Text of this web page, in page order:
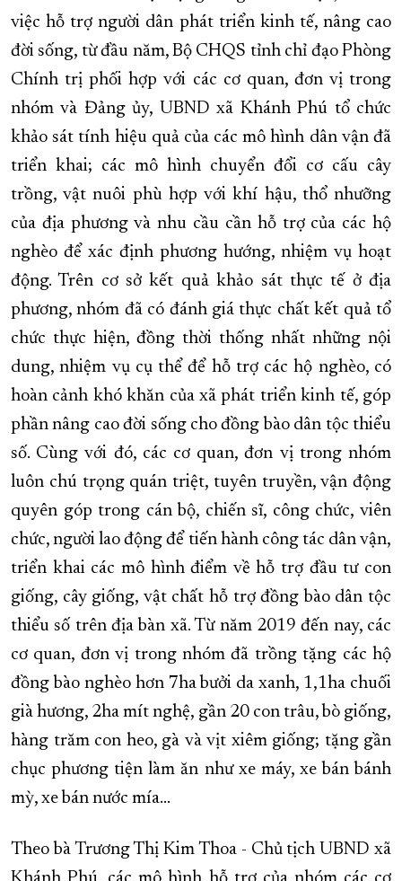
việc hỗ trợ người dân phát triển kinh tế, nâng cao
đời sống, từ đầu năm, Bộ CHQS tỉnh chỉ đạo Phòng
Chính trị phối hợp với các cơ quan, đơn vị trong
nhóm và Đảng ủy, UBND xã Khánh Phú tổ chức
khảo sát tính hiệu quả của các mô hình dân vận đã
triển khai; các mô hình chuyển đổi cơ cấu cây
trồng, vật nuôi phù hợp với khí hậu, thổ nhưỡng
của địa phương và nhu cầu cần hỗ trợ của các hộ
nghèo để xác định phương hướng, nhiệm vụ hoạt
động. Trên cơ sở kết quả khảo sát thực tế ở địa
phương, nhóm đã có đánh giá thực chất kết quả tổ
chức thực hiện, đồng thời thống nhất những nội
dung, nhiệm vụ cụ thể để hỗ trợ các hộ nghèo, có
hoàn cảnh khó khăn của xã phát triển kinh tế, góp
phần nâng cao đời sống cho đồng bào dân tộc thiểu
số. Cùng với đó, các cơ quan, đơn vị trong nhóm
luôn chú trọng quán triệt, tuyên truyền, vận động
quyên góp trong cán bộ, chiến sĩ, công chức, viên
chức, người lao động để tiến hành công tác dân vận,
triển khai các mô hình điểm về hỗ trợ đầu tư con
giống, cây giống, vật chất hỗ trợ đồng bào dân tộc
thiểu số trên địa bàn xã. Từ năm 2019 đến nay, các
cơ quan, đơn vị trong nhóm đã trồng tặng các hộ
đồng bào nghèo hơn 7ha bưởi da xanh, 1,1ha chuối
già hương, 2ha mít nghệ, gần 20 con trâu, bò giống,
hàng trăm con heo, gà và vịt xiêm giống; tặng gần
chục phương tiện làm ăn như xe máy, xe bán bánh
mỳ, xe bán nước mía…
Theo bà Trương Thị Kim Thoa - Chủ tịch UBND xã